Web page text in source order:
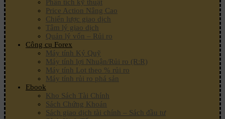
Phân tích kỹ thuật
Price Action Nâng Cao
Chiến lược giao dịch
Tâm lý giao dịch
Quản lý vốn – Rủi ro
Công cụ Forex
Máy tính Ký Quỹ
Máy tính lợi Nhuận/Rủi ro (R:R)
Máy tính Lot theo % rủi ro
Máy tính rủi ro phá sản
Ebook
Kho Sách Tài Chính
Sách Chứng Khoán
Sách giao dịch tài chính – Sách đầu tư